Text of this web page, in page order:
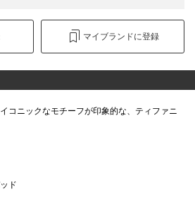
マイブランドに登録
コニックなモチーフが印象的な、ティファニ
ド